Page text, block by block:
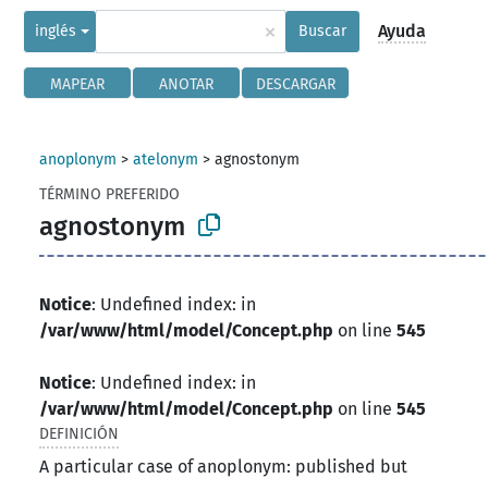
inglés × Buscar Ayuda
MAPEAR ANOTAR DESCARGAR
anoplonym >atelonym >agnostonym
TÉRMINO PREFERIDO
agnostonym
Notice: Undefined index: in
/var/www/html/model/Concept.php on line545
Notice: Undefined index: in
/var/www/html/model/Concept.php on line545
DEFINICIÓN
A particular case of anoplonym: published but